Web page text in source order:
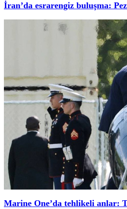
İran’da esrarengiz buluşma:
Marine One’da tehlikeli anlar: